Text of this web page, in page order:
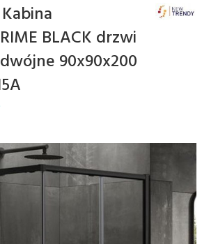
BLACK drzwi
90x90x200